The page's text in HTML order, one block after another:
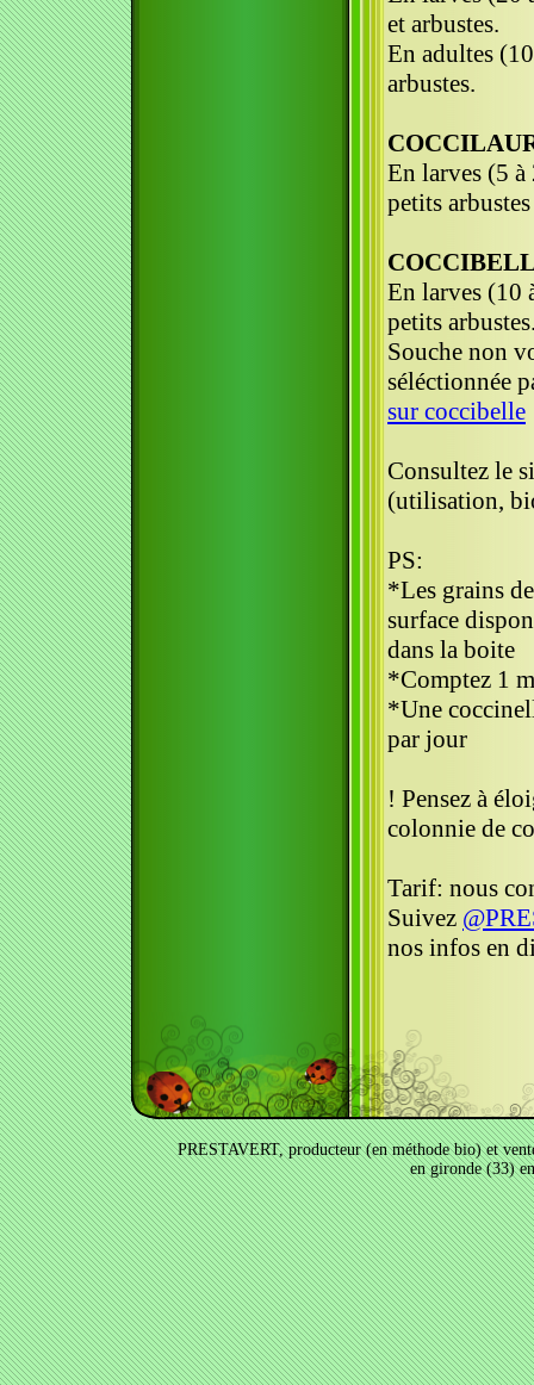
et arbustes.
En adultes
arbustes.
En larves (5 à
petits
En larves (10
petits
Souche non
séléctionnée
sur coccibelle
Consultez le
(utilisation,
PS:
*Les grains
surface
dans la boite
*Comptez 1
*Une
par jour
! Pensez à
colonnie de
Tarif: nous
Suivez
nos infos en
PRESTAVERT, producteur (en méthode bio) et
en gironde (33)